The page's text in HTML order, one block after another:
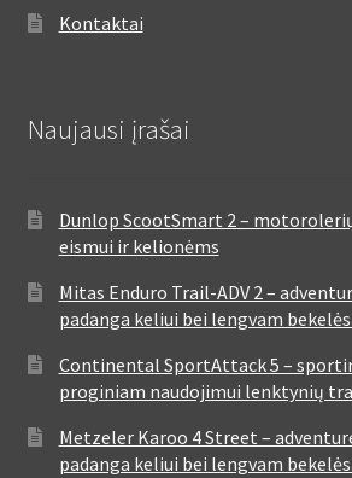
Kontaktai
Naujausi įrašai
Dunlop ScootSmart 2 –
eismui ir kelionėms
Mitas Enduro Trail-ADV 2 –
padanga keliui bei lengvam
Continental SportAttack 5 –
proginiam naudojimui lenktynių
Metzeler Karoo 4 Street –
padanga keliui bei lengvam